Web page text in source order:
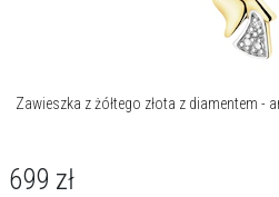
Zawieszka z żółtego złota z diamentem -
699 zł